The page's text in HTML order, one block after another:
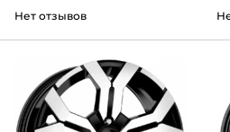
Нет отзывов